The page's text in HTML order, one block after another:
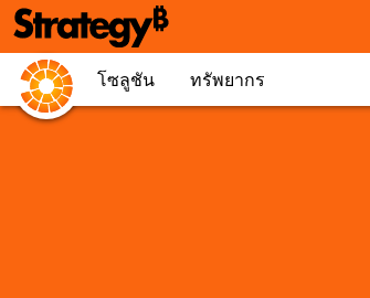
โซลูชัน ทรัพยากร